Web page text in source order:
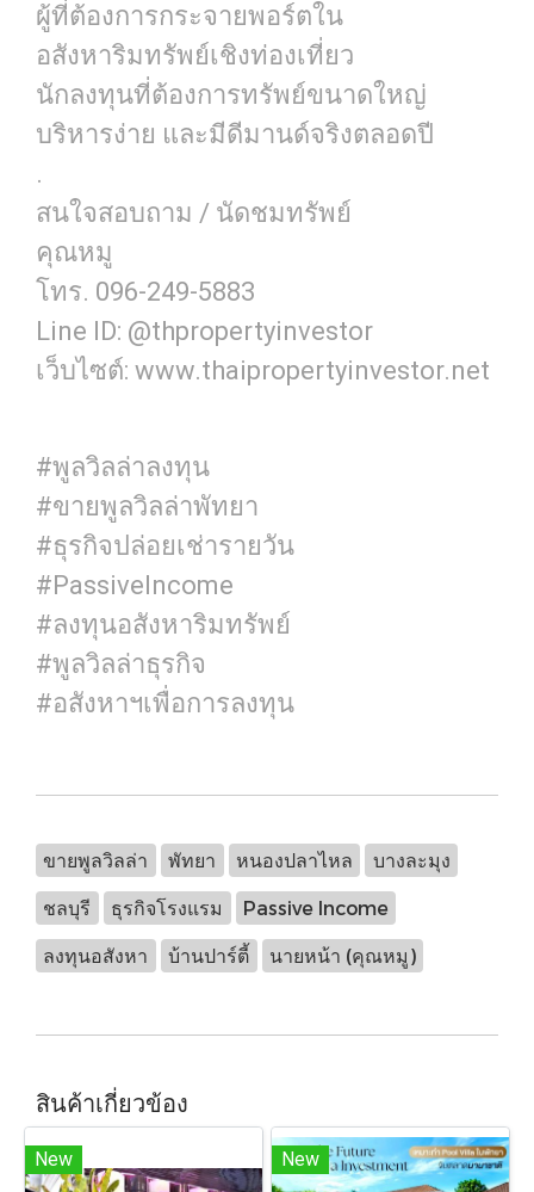
ผู้ที่ต้องการกระจายพอร์ตใน
อสังหาริมทรัพย์เชิงท่องเที่ยว
นักลงทุนที่ต้องการทรัพย์ขนาดใหญ่
บริหารง่าย และมีดีมานด์จริงตลอดปี
.
สนใจสอบถาม / นัดชมทรัพย์
คุณหมู
โทร. 096-249-5883
Line ID: @thpropertyinvestor
เว็บไซต์: www.thaipropertyinvestor.net
#พูลวิลล่าลงทุน
#ขายพูลวิลล่าพัทยา
#ธุรกิจปล่อยเช่ารายวัน
#PassiveIncome
#ลงทุนอสังหาริมทรัพย์
#พูลวิลล่าธุรกิจ
#อสังหาฯเพื่อการลงทุน
ขายพูลวิลล่า พัทยา หนองปลาไหล บางละมุง
ชลบุรี ธุรกิจโรงแรม Passive Income
ลงทุนอสังหา บ้านปาร์ตี้ นายหน้า (คุณหมู)
สินค้าเกี่ยวข้อง
New New